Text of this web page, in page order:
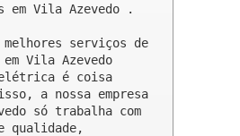
Vila Azevedo .
serviços de
Vila Azevedo
é coisa
a nossa empresa
só trabalha com
qualidade,